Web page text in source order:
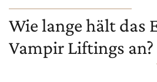
Wie lange hält das
Vampir Liftings an?